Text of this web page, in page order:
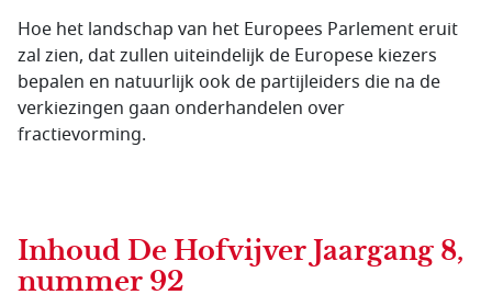
Hoe het landschap van het Europees Parlement eruit
zal zien, dat zullen uiteindelijk de Europese kiezers
bepalen en natuurlijk ook de partijleiders die na de
verkiezingen gaan onderhandelen over
fractievorming.
Inhoud De Hofvijver Jaargang 8,
nummer 92